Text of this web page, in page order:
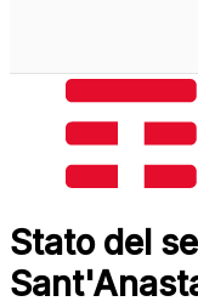
Stato del